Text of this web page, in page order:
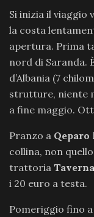
Si inizia il viaggio
la costa
apertura. Prima
nord di Saranda.
d’Albania (7
strutture, niente
a fine maggio.
Pranzo a Qeparo
collina, non
trattoria
i 20 euro a testa.
Pomeriggio fino a